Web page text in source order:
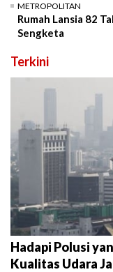
METROPOLITAN
Rumah Lansia 82
Sengketa
Terkini
Hadapi Polusi
Kualitas Udara